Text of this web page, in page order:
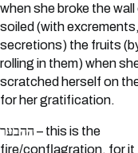
when she broke the wall
soiled (with excrements,
secretions) the fruits
rolling in them) when
scratched herself on
for her gratification.
ההבער – this is the
fire/conflagration, for it